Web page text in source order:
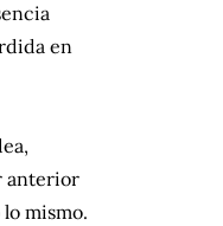
en
anterior
mismo.